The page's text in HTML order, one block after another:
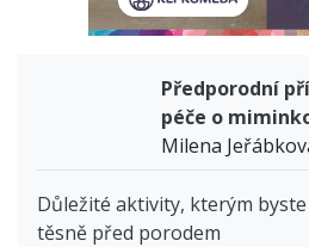
Předporodní
péče o
Milena
Důležité aktivity, kterým
těsně před porodem